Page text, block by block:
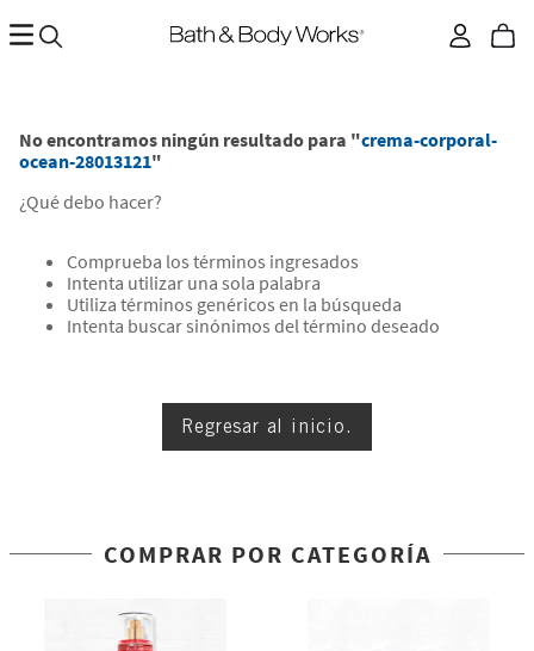
No encontramos ningún resultado para "crema-corporal-
ocean-28013121"
¿Qué debo hacer?
Comprueba los términos ingresados
Intenta utilizar una sola palabra
Utiliza términos genéricos en la búsqueda
Intenta buscar sinónimos del término deseado
Regresar al inicio.
COMPRAR POR CATEGORÍA